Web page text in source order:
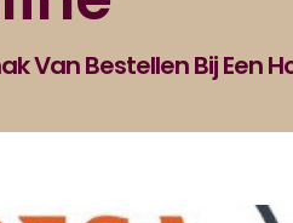
Van Bestellen Bij Een